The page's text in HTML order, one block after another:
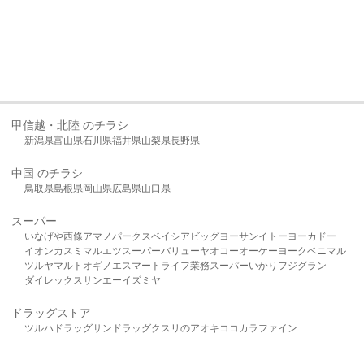
甲信越・北陸 のチラシ
新潟県富山県石川県福井県山梨県長野県
中国 のチラシ
鳥取県島根県岡山県広島県山口県
スーパー
いなげや西條アマノパークスベイシア ビッグヨーサンイトーヨーカドー
イオンカスミ マルエツスーパーバリューヤオコーオーケー ヨークベニマル
ツルヤマルト オギノ エスマート ライフ業務スーパーいかり フジグラン
ダイレックスサンエーイズミヤ
ドラッグストア
ツルハドラッグサンドラッグクスリのアオキ ココカラファイン